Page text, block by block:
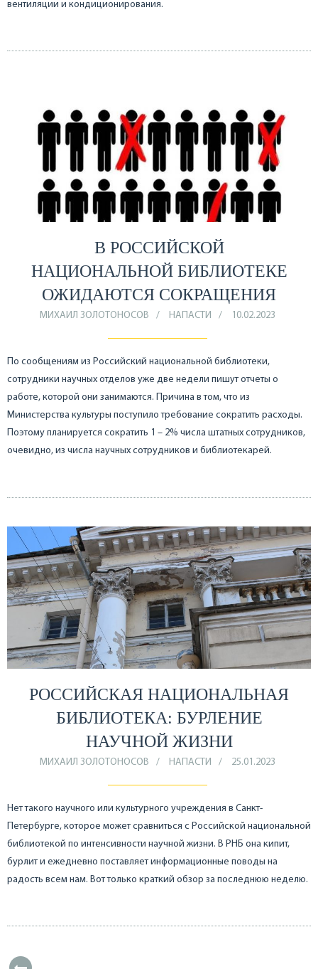
вентиляции и кондиционирования.
В РОССИЙСКОЙ
НАЦИОНАЛЬНОЙ БИБЛИОТЕКЕ
ОЖИДАЮТСЯ СОКРАЩЕНИЯ
МИХАИЛ ЗОЛОТОНОСОВ НАПАСТИ 10.02.2023
По сообщениям из Российский национальной библиотеки,
сотрудники научных отделов уже две недели пишут отчеты о
работе, которой они занимаются. Причина в том, что из
Министерства культуры поступило требование сократить расходы.
Поэтому планируется сократить 1 – 2% числа штатных сотрудников,
очевидно, из числа научных сотрудников и библиотекарей.
РОССИЙСКАЯ НАЦИОНАЛЬНАЯ
БИБЛИОТЕКА: БУРЛЕНИЕ
НАУЧНОЙ ЖИЗНИ
МИХАИЛ ЗОЛОТОНОСОВ НАПАСТИ 25.01.2023
Нет такого научного или культурного учреждения в Санкт-
Петербурге, которое может сравниться с Российской национальной
библиотекой по интенсивности научной жизни. В РНБ она кипит,
бурлит и ежедневно поставляет информационные поводы на
радость всем нам. Вот только краткий обзор за последнюю неделю.